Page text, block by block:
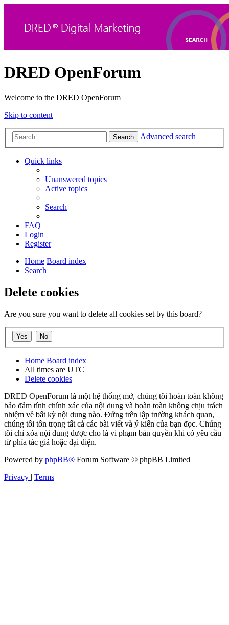
DRED OpenForum
Welcome to the DRED OpenForum
Skip to content
Search Advanced search
Quick links
Unanswered topics
Active topics
Search
FAQ
Login
Register
Home Board index
Search
Delete cookies
Are you sure you want to delete all cookies set by this board?
Home Board index
All times are UTC
Delete cookies
DRED OpenForum là một hệ thống mở, chúng tôi hoàn toàn không
bảo đảm tính chính xác của nội dung và hoàn toàn không chịu trách
nhiệm về bất kỳ nội dung nào. Đứng trên lập trường khách quan,
chúng tôi tôn trọng tất cả các bài viết và ý kiến của bạn đọc. Chúng
tôi chỉ xóa nội dung được cho là vi phạm bản quyền khi có yêu cầu
từ phía tác giả hoặc đại diện.
Powered by phpBB® Forum Software © phpBB Limited
Privacy | Terms